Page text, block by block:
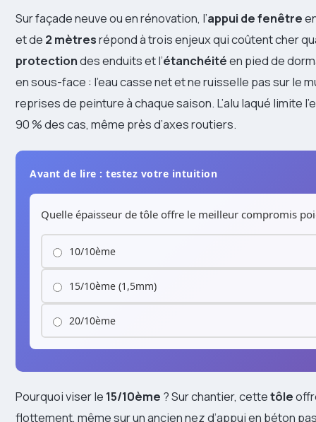
Sur façade neuve ou en rénovation, l’appui de fenêtre
et de 2 mètresrépond à trois enjeux qui coûtent cher
protectiondes enduits et l’étanchéitéen pied de
en sous-face : l’eau casse net et ne ruisselle pas sur le
reprises de peinture à chaque saison. L’alu laqué limite
90 % des cas, même près d’axes routiers.
Avant de lire : testez votre intuition
Quelle épaisseur de tôle offre le meilleur compromis
10/10ème
15/10ème (1,5mm)
20/10ème
Pourquoi viser le 15/10ème ? Sur chantier, cettetôle
flottement, même sur un ancien nez d’appui en béton